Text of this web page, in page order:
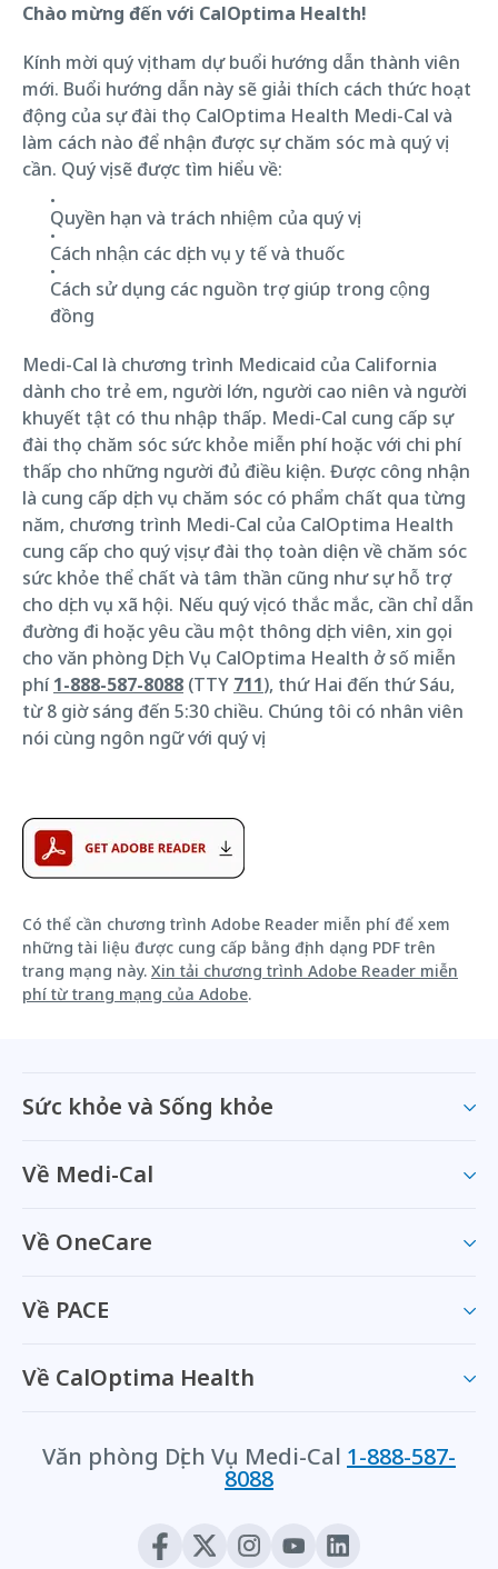
Chào mừng đến với CalOptima Health!
Kính mời quý vị tham dự buổi hướng dẫn thành viên
mới. Buổi hướng dẫn này sẽ giải thích cách thức hoạt
động của sự đài thọ CalOptima Health Medi-Cal và
làm cách nào để nhận được sự chăm sóc mà quý vị
cần. Quý vị sẽ được tìm hiểu về:
Quyền hạn và trách nhiệm của quý vị
Cách nhận các dịch vụ y tế và thuốc
Cách sử dụng các nguồn trợ giúp trong cộng
đồng
Medi-Cal là chương trình Medicaid của California
dành cho trẻ em, người lớn, người cao niên và người
khuyết tật có thu nhập thấp. Medi-Cal cung cấp sự
đài thọ chăm sóc sức khỏe miễn phí hoặc với chi phí
thấp cho những người đủ điều kiện. Được công nhận
là cung cấp dịch vụ chăm sóc có phẩm chất qua từng
năm, chương trình Medi-Cal của CalOptima Health
cung cấp cho quý vị sự đài thọ toàn diện về chăm sóc
sức khỏe thể chất và tâm thần cũng như sự hỗ trợ
cho dịch vụ xã hội. Nếu quý vị có thắc mắc, cần chỉ dẫn
đường đi hoặc yêu cầu một thông dịch viên, xin gọi
cho văn phòng Dịch Vụ CalOptima Health ở số miễn
phí1-888-587-8088 (TTY 711), thứ Hai đến thứ Sáu,
từ 8 giờ sáng đến 5:30 chiều. Chúng tôi có nhân viên
nói cùng ngôn ngữ với quý vị.
Có thể cần chương trình Adobe Reader miễn phí để xem
những tài liệu được cung cấp bằng định dạng PDF trên
trang mạng này. Xin tải chương trình Adobe Reader miễn
phí từ trang mạng của Adobe.
Sức khỏe và Sống khỏe
Về Medi-Cal
Về OneCare
Về PACE
Về CalOptima Health
Văn phòng Dịch Vụ Medi-Cal 1-888-587-
8088